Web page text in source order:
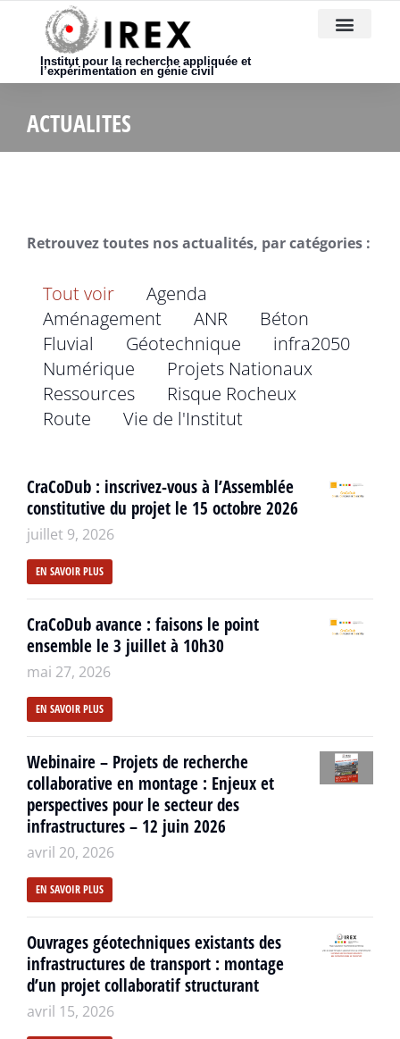
Institut pour la recherche appliquée et
l’expérimentation en génie civil
ACTUALITES
Retrouvez toutes nos actualités, par catégories :
Tout voir
Agenda
Aménagement
ANR
Béton
Fluvial
Géotechnique
infra2050
Numérique
Projets Nationaux
Ressources
Risque Rocheux
Route
Vie de l'Institut
CraCoDub : inscrivez-vous à l’Assemblée
constitutive du projet le 15 octobre 2026
juillet 9, 2026
EN SAVOIR PLUS
CraCoDub avance : faisons le point
ensemble le 3 juillet à 10h30
mai 27, 2026
EN SAVOIR PLUS
Webinaire – Projets de recherche
collaborative en montage : Enjeux et
perspectives pour le secteur des
infrastructures – 12 juin 2026
avril 20, 2026
EN SAVOIR PLUS
Ouvrages géotechniques existants des
infrastructures de transport : montage
d’un projet collaboratif structurant
avril 15, 2026